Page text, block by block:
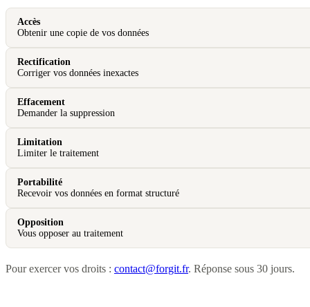
Accès
Obtenir une copie de vos données
Rectification
Corriger vos données inexactes
Effacement
Demander la suppression
Limitation
Limiter le traitement
Portabilité
Recevoir vos données en format structuré
Opposition
Vous opposer au traitement
Pour exercer vos droits : contact@forgit.fr. Réponse sous 30 jours.